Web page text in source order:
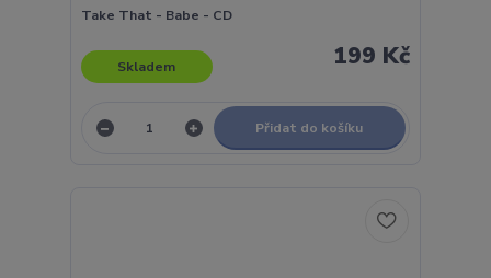
Take That - Babe - CD
199 Kč
Skladem
Přidat do košíku